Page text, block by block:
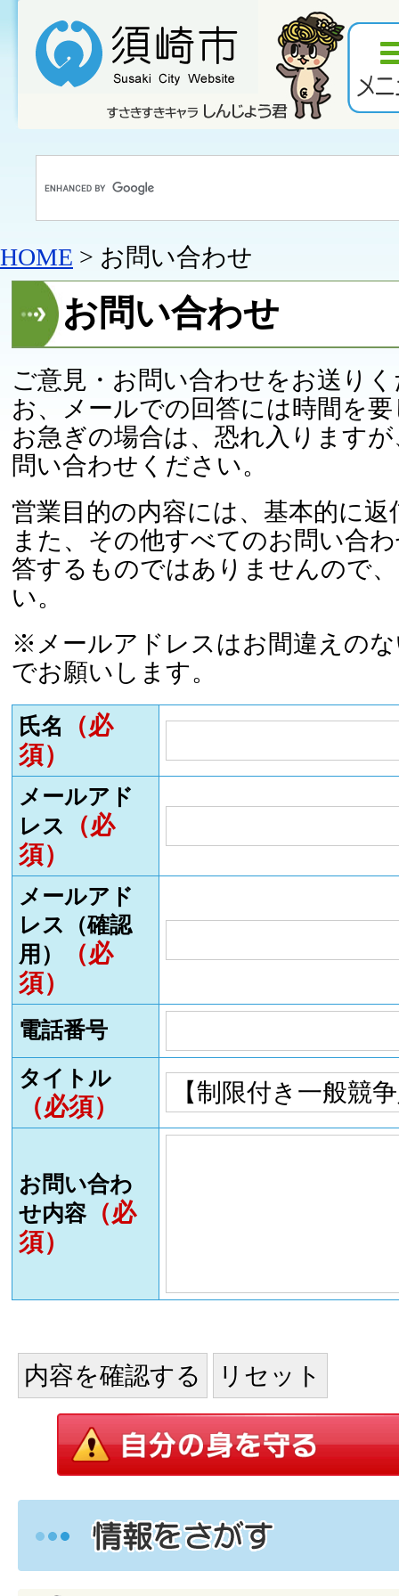
HOME > お問い合わせ
お問い合わせ
ご意見・お問い合わせをお送り
お、メールでの回答には時間を
お急ぎの場合は、恐れ入ります
問い合わせください。
営業目的の内容には、基本的に
また、その他すべてのお問い合
答するものではありませんので
い。
※メールアドレスはお間違えの
でお願いします。
氏名
（必
須）
メールアド
レス
（必
須）
メールアド
レス（確認
用）
（必
須）
電話番号
タイトル
（必須）
お問い合わ
せ内容（必
須）